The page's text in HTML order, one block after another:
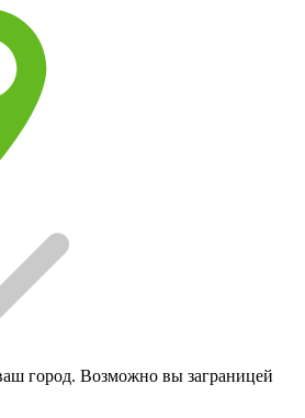
город. Возможно вы заграницей